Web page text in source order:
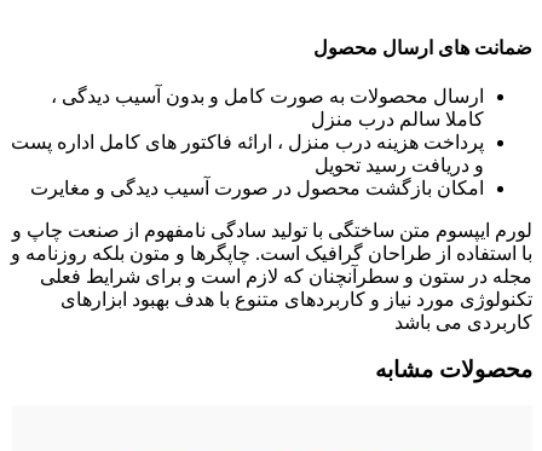
ضمانت های ارسال محصول
ارسال محصولات به صورت کامل و بدون آسیب دیدگی ،
کاملا سالم درب منزل
پرداخت هزینه درب منزل ، ارائه فاکتور های کامل اداره پست
و دریافت رسید تحویل
امکان بازگشت محصول در صورت آسیب دیدگی و مغایرت
لورم ایپسوم متن ساختگی با تولید سادگی نامفهوم از صنعت چاپ و
با استفاده از طراحان گرافیک است. چاپگرها و متون بلکه روزنامه و
مجله در ستون و سطرآنچنان که لازم است و برای شرایط فعلی
تکنولوژی مورد نیاز و کاربردهای متنوع با هدف بهبود ابزارهای
کاربردی می باشد
محصولات مشابه